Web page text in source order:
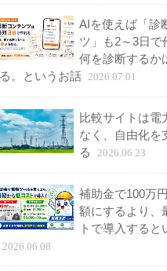
AIを使えば「診
ツ」も2～3日で
何を診断するか
る。というお話 2026.07.01
比較サイトは電
なく、自由化を
る
2026.06.23
補助金で100万
額にするより、
トで導入すると
2026.06.08